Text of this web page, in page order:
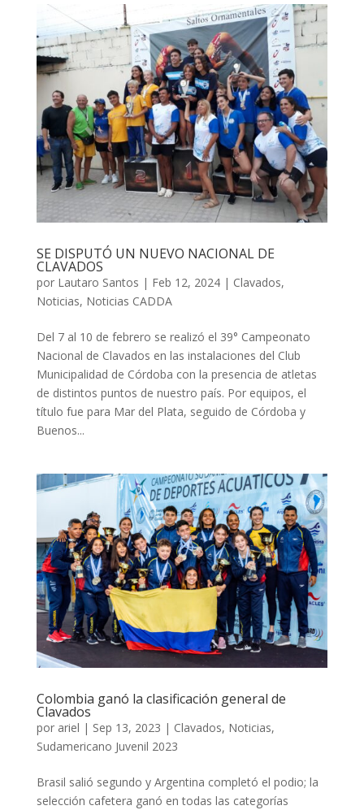
SE DISPUTÓ UN NUEVO NACIONAL DE
CLAVADOS
por Lautaro Santos | Feb 12, 2024| Clavados,
Noticias, Noticias CADDA
Del 7 al 10 de febrero se realizó el 39° Campeonato
Nacional de Clavados en las instalaciones del Club
Municipalidad de Córdoba con la presencia de atletas
de distintos puntos de nuestro país. Por equipos, el
título fue para Mar del Plata, seguido de Córdoba y
Buenos...
Colombia ganó la clasificación general de
Clavados
por ariel | Sep 13, 2023 | Clavados, Noticias,
Sudamericano Juvenil 2023
Brasil salió segundo y Argentina completó el podio; la
selección cafetera ganó en todas las categorías